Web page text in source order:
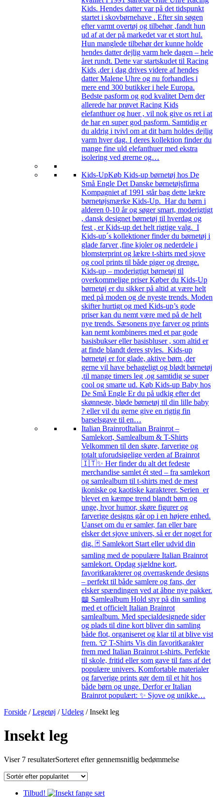
Kids. Hendes datter var på det tidspunkt
startet i skovbørnehave . Efter sin søgen
efter varmt overtøj og tilbehør ,fandt hun
ud af at der på markedet var et stort hul.
Hun manglede tilbehør der kunne holde
hendes datter dejlig varm hele dagen – hele
året rundt. Dette var startskudet til Racing
Kids ,der i dag drives videre af hendes
datter Malene Uhre og nu forhandles i
mere end 300 butikker i hele Europa.
Bedste pasform og god kvalitet Dem der
allerede har prøvet Racing Kids
elefanthuer og huer , vil nok give os ret i at
de har en super god pasform. Samtidig er
du aldrig i tvivl om at dit barn holdes dejlig
varm hver dag. I deres kollektion finder du
mange fine uld elefanthuer med ekstra
isolering ved ørerne og…
Kids-UpKøb Kids-up børnetøj hos De
Små Engle Det Danske børnetøjsfirma
Kompagniet af 1991 står bag dette lækre
børnetøjsmærke Kids-Up. Har du børn i
alderen 0-10 år og søger smart, moderigtigt
, dansk designet børnetøj til hverdag og
fest , er Kids-up det helt rigtige valg. I
Kids-up´s kollektioner finder du børnetøj i
glade farver ,fine kjoler og nederdele i
blomsterprint og lækre t-shirts med sjove
og cool prints til både piger og drenge.
Kids-up – moderigtigt børnetøj til
overkommelige priser Køber du Kids-Up
børnetøj er du sikker på altid at være helt
med på moden og de nyeste trends. Moden
skifter hurtigt og med Kids-up’s gode
priser kan du nemt være med på de helt
nye trends. Sæsonens nye farver og prints
kan nemt kombineres med et par gode
basisbukser eller basisbluser , som altid er
at finde blandt deres styles. Kids-up
børnetøj er for glade, aktive børn ,der
gerne vil have behageligt og blødt børnetøj
,til mange timers leg ,og samtidig se super
cool og smarte ud. Køb Kids-up Baby hos
De Små Engle Er du på udkig efter det
skønneste, bløde børnetøj til din lille baby
? eller vil du gerne give en rigtig fin
barselsgave til en…
Italian BrainrotItalian Brainrot –
Samlekort, Samlealbum & T-Shirts
Velkommen til den skøre, farverige og
totalt uforudsigelige verden af Brainrot
🇮🇹✨ Her finder du alt det fedeste
merchandise samlet ét sted – fra samlekort
og samlealbum til t-shirts med de mest
ikoniske og kaotiske karakterer. Serien er
blevet en kæmpe trend blandt børn og
unge, hvor humor, skøre figurer og
farverige designs går op i en højere enhed.
Uanset om du er samler, fan eller bare
elsker det sjove univers, så er der noget for
dig. 🃏 Samlekort Start eller udvid din
samling med de populære Italian Brainrot
samlekort. Opdag sjældne kort,
favoritkarakterer og overraskende designs
– perfekt til både samlere og fans, der
elsker spændingen ved at åbne nye pakker.
📖 Samlealbum Hold styr på din samling
med et officielt Italian Brainrot
samlealbum. Med specialdesignede sider
og plads til dine kort bliver din samling
både flot, organiseret og klar til at blive vist
frem. 👕 T-Shirts Vis din favoritkarakter
frem med Italian Brainrot t-shirts. Perfekte
til skole, fritid eller som gave til fans af det
populære univers. Komfortable materialer
og farverige prints gør dem til et hit hos
både børn og unge. Derfor er Italian
Brainrot populært: ✨ Sjove og unikke…
Forside /Legetøj /Udeleg / Insekt leg
Insekt leg
Viser 7 resultaterSorteret efter gennemsnitlig bedømmelse
Tilbud!